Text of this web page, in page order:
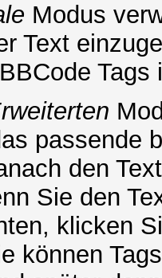
Modus
Text
passende
den
Sie den
klicken
können